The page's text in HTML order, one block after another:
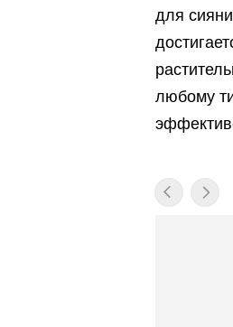
для
любому